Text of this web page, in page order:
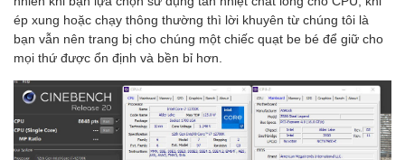
ép xung hoặc chạy thông thường thì lời khuyên từ chúng tôi là
bạn vẫn nên trang bị cho chúng một chiếc quạt be bé để giữ cho
mọi thứ được ổn định và bền bỉ hơn.